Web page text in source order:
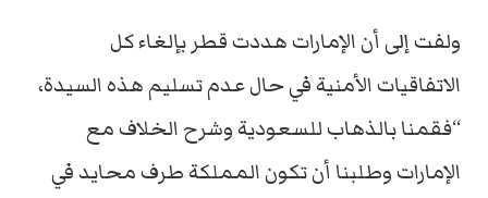
ولفت إلى أن الإمارات هددت قطر بإلغاء كل
الاتفاقيات الأمنية في حال عدم تسليم هذه السيدة،
“فقمنا بالذهاب للسعودية وشرح الخلاف مع
الإمارات وطلبنا أن تكون المملكة طرف محايد في